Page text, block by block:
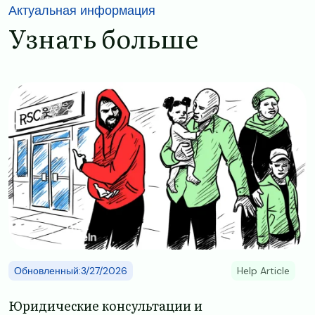
Актуальная информация
Узнать больше
Image
Обновленный:3/27/2026 Help Article
​​Юридические консультации и